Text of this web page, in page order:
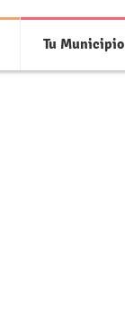
Tu Municipio